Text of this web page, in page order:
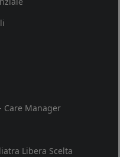
Care Manager
Libera Scelta